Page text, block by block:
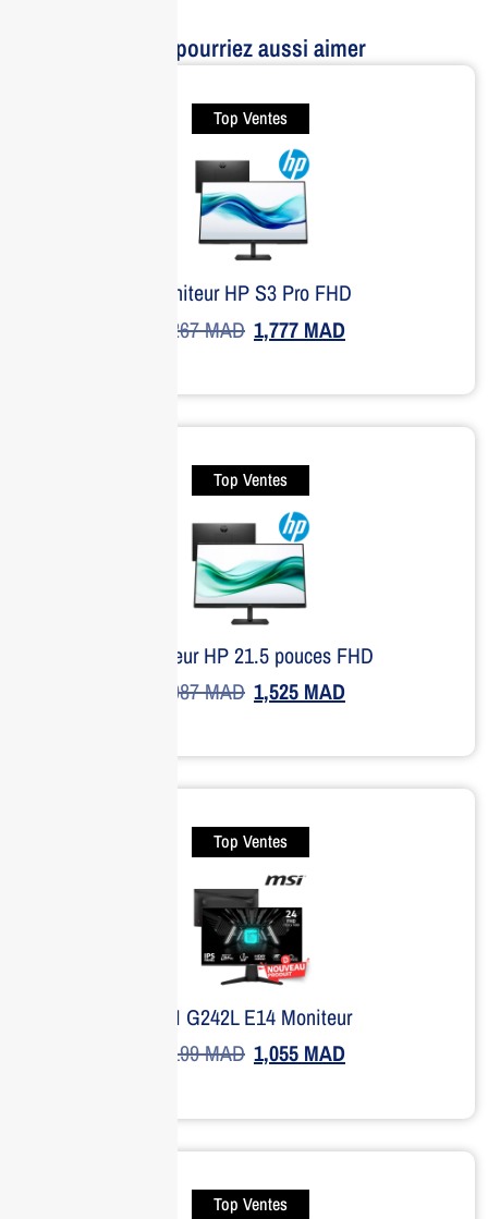
Vous pourriez aussi aimer
Top Ventes
Moniteur HP S3 Pro FHD
2,267MAD 1,777 MAD
Top Ventes
Moniteur HP 21.5 pouces FHD
2,087MAD 1,525 MAD
Top Ventes
MSI G242L E14 Moniteur
1,199MAD 1,055 MAD
Top Ventes